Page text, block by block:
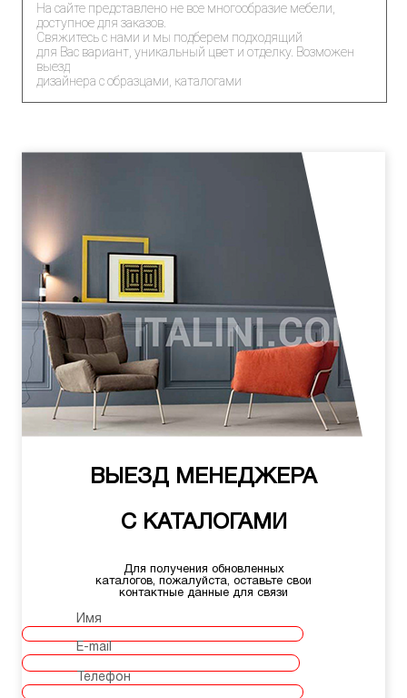
На сайте представлено не все многообразие мебели,
доступное для заказов.
Свяжитесь с нами и мы подберем подходящий
для Вас вариант, уникальный цвет и отделку. Возможен
выезд
дизайнера с образцами, каталогами
ВЫЕЗД МЕНЕДЖЕРА
С КАТАЛОГАМИ
Для получения обновленных
каталогов, пожалуйста, оставьте свои
контактные данные для связи
Имя
E-mail
Телефон